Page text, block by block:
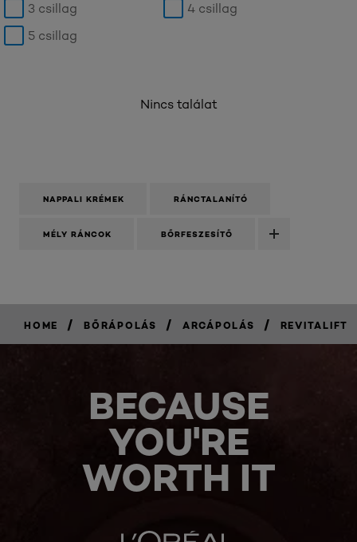
3 csillag
4 csillag
5 csillag
Nincs találat
NAPPALI KRÉMEK RÁNCTALANÍTÓ
MÉLY RÁNCOK BŐRFESZESÍTŐ
HOME / BŐRÁPOLÁS / ARCÁPOLÁS / REVITALIFT
BECAUSE
YOU'RE
WORTH IT